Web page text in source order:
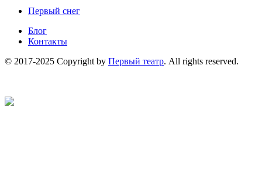
Первый снег
Блог
Контакты
© 2017-2025 Copyright by Первый театр. All rights reserved.